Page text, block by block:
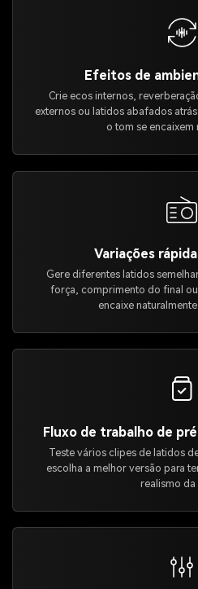
Efeitos de
Crie ecos internos,
externos ou latidos abafados
o tom se encaixem
Variações
Gere diferentes latidos
força, comprimento do final
encaixe
Fluxo de trabalho de
Teste vários clipes de latidos
escolha a melhor versão para
realismo da